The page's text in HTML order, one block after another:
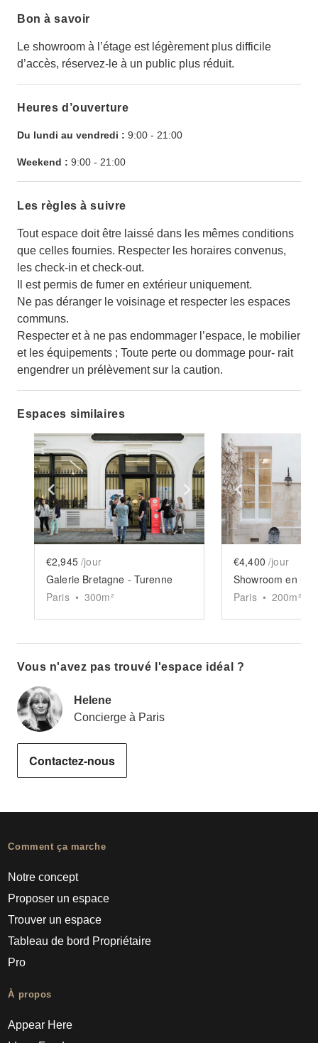
Bon à savoir
Le showroom à l’étage est légèrement plus difficile
d’accès, réservez-le à un public plus réduit.
Heures d’ouverture
Du lundi au vendredi : 9:00 - 21:00
Weekend : 9:00 - 21:00
Les règles à suivre
Tout espace doit être laissé dans les mêmes conditions
que celles fournies. Respecter les horaires convenus,
les check-in et check-out.
Il est permis de fumer en extérieur uniquement.
Ne pas déranger le voisinage et respecter les espaces
communs.
Respecter et à ne pas endommager l’espace, le mobilier
et les équipements ; Toute perte ou dommage pour- rait
engendrer un prélèvement sur la caution.
Espaces similaires
Show previous slide Show next slide
€2,945 /jour
Galerie Bretagne - Turenne
Paris • 300m²
Show
€4,400 /jour
Paris • 200m²
Vous n'avez pas trouvé l'espace idéal ?
Helene
Concierge à Paris
Contactez-nous
Comment ça marche
Notre concept
Proposer un espace
Trouver un espace
Tableau de bord Propriétaire
Pro
À propos
Appear Here